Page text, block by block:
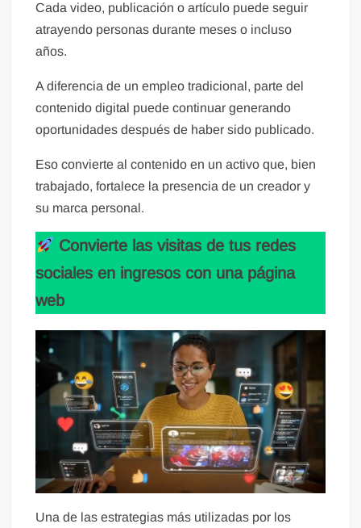
Cada video, publicación o artículo puede seguir
atrayendo personas durante meses o incluso
años.
A diferencia de un empleo tradicional, parte del
contenido digital puede continuar generando
oportunidades después de haber sido publicado.
Eso convierte al contenido en un activo que, bien
trabajado, fortalece la presencia de un creador y
su marca personal.
Convierte las visitas de tus redes
sociales en ingresos con una página
web
Una de las estrategias más utilizadas por los